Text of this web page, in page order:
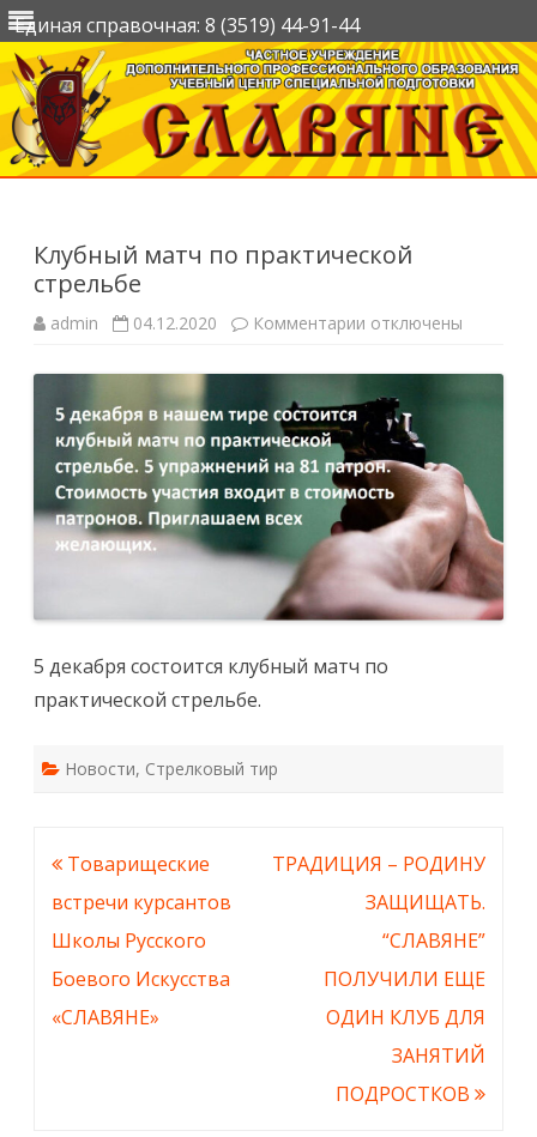
Единая справочная: 8 (3519) 44-91-44
Клубный матч по практической
стрельбе
admin 04.12.2020 Комментарии к
матч
практической
стрельбе
отключены
5 декабря состоится клубный матч по
практической стрельбе.
Новости, Стрелковый тир
Навигация
по
записям
Товарищеские
встречи курсантов
Школы Русского
Боевого Искусства
«СЛАВЯНЕ»
ТРАДИЦИЯ – РОДИНУ
ЗАЩИЩАТЬ.
“СЛАВЯНЕ”
ПОЛУЧИЛИ ЕЩЕ
ОДИН КЛУБ ДЛЯ
ЗАНЯТИЙ
ПОДРОСТКОВ